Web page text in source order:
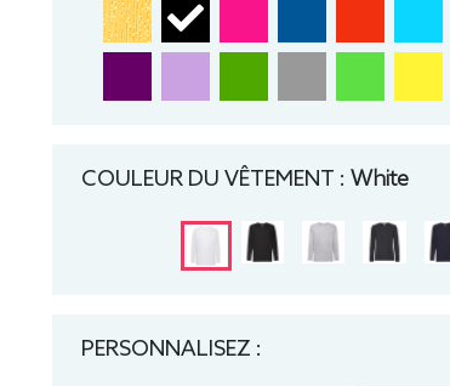
COULEUR DU VÊTEMENT : White
PERSONNALISEZ :